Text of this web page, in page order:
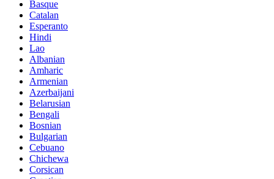
Basque
Catalan
Esperanto
Hindi
Lao
Albanian
Amharic
Armenian
Azerbaijani
Belarusian
Bengali
Bosnian
Bulgarian
Cebuano
Chichewa
Corsican